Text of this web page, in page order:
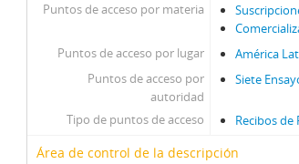
Puntos de acceso por materia
Puntos de acceso por lugar
América
Puntos de acceso por
autoridad
Siete
Tipo de puntos de acceso Recibos de
Área de control de la descripción